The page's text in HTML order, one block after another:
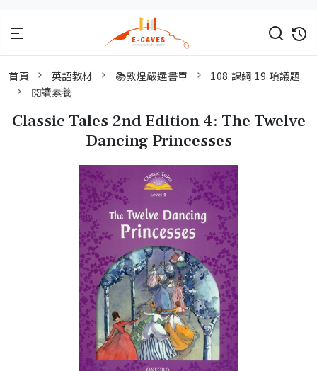
首頁 英語教材 📚敦煌嚴選書單
108 課綱 19 項議題
閱讀素養
Classic Tales 2nd Edition 4: The Twelve
Dancing Princesses